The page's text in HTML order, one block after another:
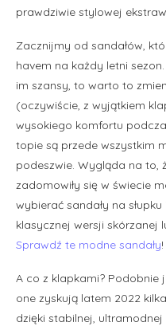
prawdziwie stylowej
Zacznijmy od sandałów,
havem na każdy letni
im szansy, to warto to
(oczywiście, z wyjątkiem
wysokiego komfortu
topie są przede wszystkim
podeszwie. Wygląda na to,
zadomowiły się w świecie
wybierać sandały na
klasycznej wersji skórzanej
Sprawdź te modne sandały!
A co z klapkami? Podobnie
one zyskują latem 2022
dzięki stabilnej,